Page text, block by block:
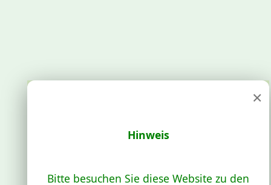
×
Hinweis
Bitte besuchen Sie diese Website zu den